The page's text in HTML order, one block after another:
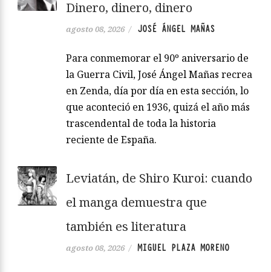
Dinero, dinero, dinero
agosto 08, 2026 / JOSÉ ÁNGEL MAÑAS
Para conmemorar el 90º aniversario de
la Guerra Civil, José Ángel Mañas recrea
en Zenda, día por día en esta sección, lo
que aconteció en 1936, quizá el año más
trascendental de toda la historia
reciente de España.
Leviatán, de Shiro Kuroi: cuando
el manga demuestra que
también es literatura
agosto 08, 2026 / MIGUEL PLAZA MORENO